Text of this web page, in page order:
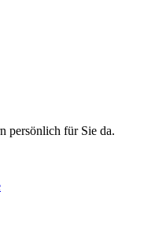
persönlich für Sie da.